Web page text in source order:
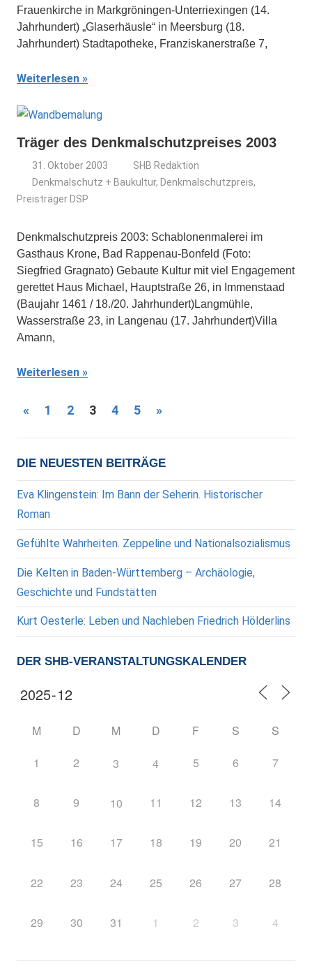
Frauenkirche in Markgröningen-Unterriexingen (14.
Jahrhundert) „Glaserhäusle“ in Meersburg (18.
Jahrhundert) Stadtapotheke, Franziskanerstraße 7,
Weiterlesen
Träger des Denkmalschutzpreises 2003
31. Oktober 2003
SHB Redaktion
Denkmalschutz + Baukultur, Denkmalschutzpreis,
Preisträger DSP
Denkmalschutzpreis 2003: Schablonenmalerei im
Gasthaus Krone, Bad Rappenau-Bonfeld (Foto:
Siegfried Gragnato) Gebaute Kultur mit viel Engagement
gerettet Haus Michael, Hauptstraße 26, in Immenstaad
(Baujahr 1461 / 18./20. Jahrhundert)Langmühle,
Wasserstraße 23, in Langenau (17. Jahrhundert)Villa
Amann,
Weiterlesen
Seitennummerierung
der
Beiträge
« Vorherige
1 2 3 4 5
Nächste
»
DIE NEUESTEN BEITRÄGE
Eva Klingenstein: Im Bann der Seherin. Historischer
Roman
Gefühlte Wahrheiten. Zeppeline und Nationalsozialismus
Die Kelten in Baden-Württemberg – Archäologie,
Geschichte und Fundstätten
Kurt Oesterle: Leben und Nachleben Friedrich Hölderlins
DER SHB-VERANSTALTUNGSKALENDER
M D M D F S S
1 2 3 4 5 6 7
8 9 10 11 12 13 14
15 16 17 18 19 20 21
22 23 24 25 26 27 28
29 30 31 1 2 3 4